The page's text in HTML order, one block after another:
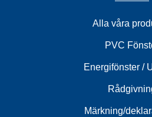
Alla våra
PVC
Energifönster /
Märkning/